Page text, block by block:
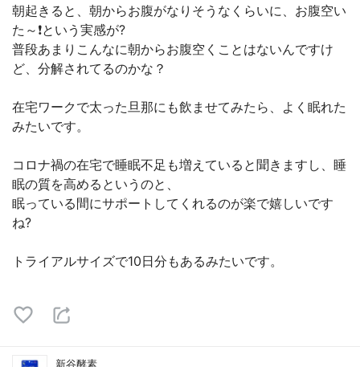
朝起きると、朝からお腹がなりそうなくらいに、お腹空い
た～❗という実感が?⁣
普段あまりこんなに朝からお腹空くことはないんですけ
ど、分解されてるのかな？⁣
在宅ワークで太った旦那にも飲ませてみたら、よく眠れた
みたいです。⁣
コロナ禍の在宅で睡眠不足も増えていると聞きますし、睡
眠の質を高めるというのと、⁣
眠っている間にサポートしてくれるのが楽で嬉しいです
ね?⁣
トライアルサイズで10日分もあるみたいです。⁣
新谷酵素